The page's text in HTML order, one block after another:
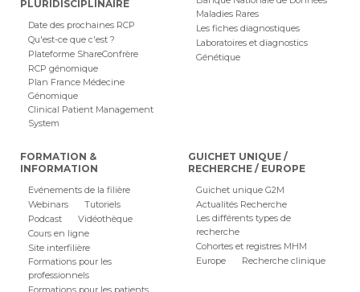
PLURIDISCIPLINAIRE
Date des prochaines RCP
Qu'est-ce que c'est ?
Plateforme ShareConfrère
RCP génomique
Plan France Médecine
Génomique
Clinical Patient Management
System
Maladies Rares
Les fiches diagnostiques
Laboratoires et diagnostics
Génétique
FORMATION &
INFORMATION
Evénements de la filière
Webinars
Tutoriels
Podcast
Vidéothèque
Cours en ligne
Site interfilière
Formations pour les
professionnels
GUICHET UNIQUE /
RECHERCHE / EUROPE
Guichet unique G2M
Actualités Recherche
Les différents types de
recherche
Cohortes et registres MHM
Europe
Recherche clinique